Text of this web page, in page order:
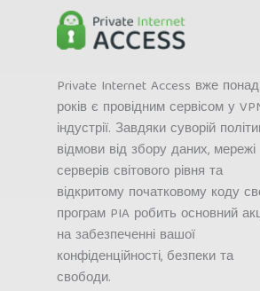
Private Internet Access вже
років є провідним сервісом у
індустрії. Завдяки суворій
відмови від збору даних, мережі
серверів світового рівня та
відкритому початковому коду
програм PIA робить основний
на забезпеченні вашої
конфіденційності, безпеки та
свободи.